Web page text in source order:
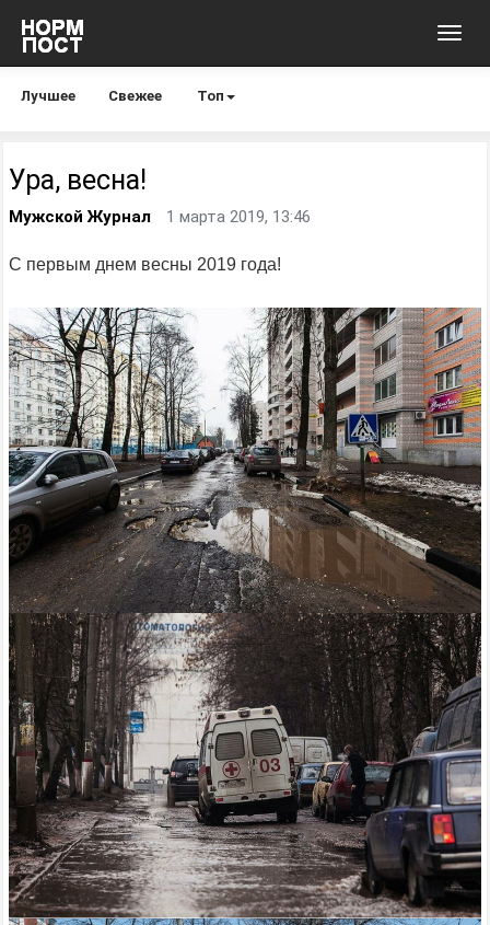
Лучшее Свежее Топ
Ура, весна!
Мужской Журнал 1 марта 2019, 13:46
С первым днем весны 2019 года!